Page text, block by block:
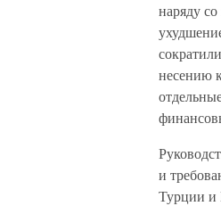
наряду
несению
и
Турции и